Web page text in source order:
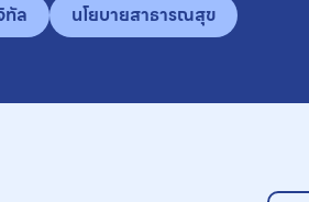
ทัล นโยบายสาธารณสุข